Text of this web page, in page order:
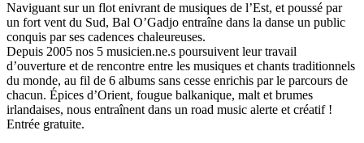
Naviguant sur un flot enivrant de musiques de l’Est, et poussé par
un fort vent du Sud, Bal O’Gadjo entraîne dans la danse un public
conquis par ses cadences chaleureuses.
Depuis 2005 nos 5 musicien.ne.s poursuivent leur travail
d’ouverture et de rencontre entre les musiques et chants traditionnels
du monde, au fil de 6 albums sans cesse enrichis par le parcours de
chacun. Épices d’Orient, fougue balkanique, malt et brumes
irlandaises, nous entraînent dans un road music alerte et créatif !
Entrée gratuite.